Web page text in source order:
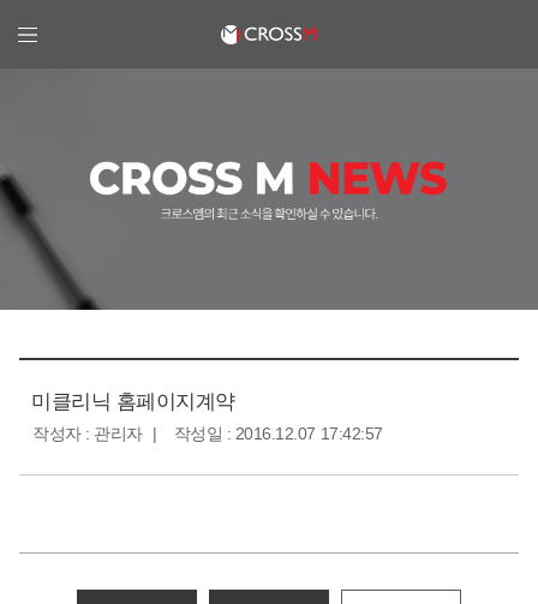
크로스엠
미클리닉 홈페이지계약
작성자 : 관리자 작성일 : 2016.12.07 17:42:57